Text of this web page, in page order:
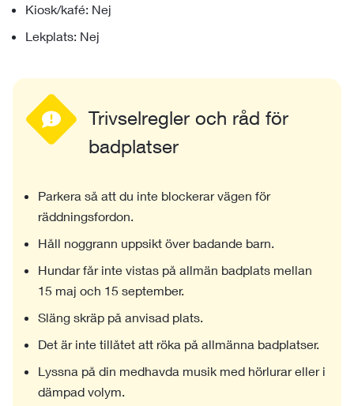
Kiosk/kafé: Nej
Lekplats: Nej
Trivselregler och råd för
badplatser
Parkera så att du inte blockerar vägen för
räddningsfordon.
Håll noggrann uppsikt över badande barn.
Hundar får inte vistas på allmän badplats mellan
15 maj och 15 september.
Släng skräp på anvisad plats.
Det är inte tillåtet att röka på allmänna badplatser.
Lyssna på din medhavda musik med hörlurar eller i
dämpad volym.